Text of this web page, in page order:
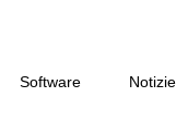
Software Notizie